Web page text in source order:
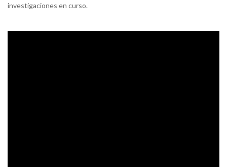
investigaciones en curso.